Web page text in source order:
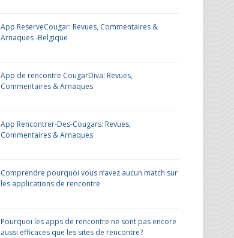
App ReserveCougar: Revues, Commentaires &
Arnaques -Belgique
App de rencontre CougarDiva: Revues,
Commentaires & Arnaques
App Rencontrer-Des-Cougars: Revues,
Commentaires & Arnaques
Comprendre pourquoi vous n’avez aucun match sur
les applications de rencontre
Pourquoi les apps de rencontre ne sont pas encore
aussi efficaces que les sites de rencontre?